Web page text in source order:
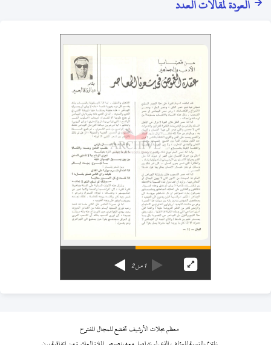
العودة لمقالات العدد
1من2
معظم مجلات الأرشيف تخضع للمجال المفتوح